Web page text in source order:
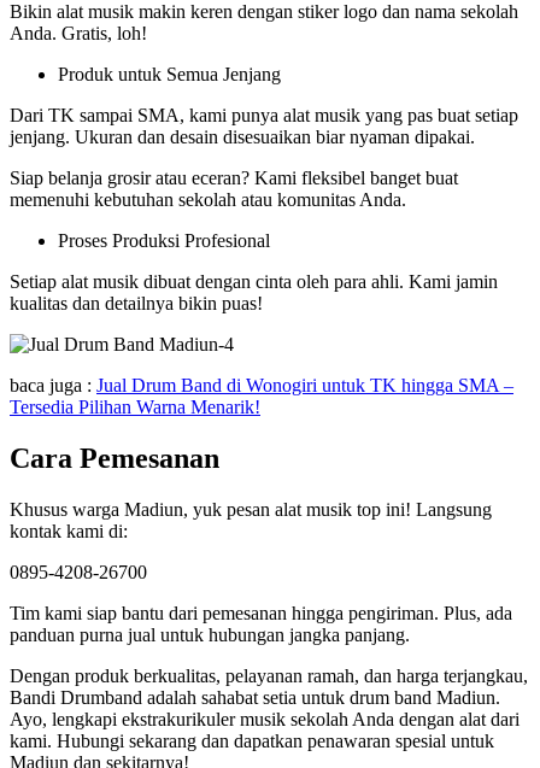
Bikin alat musik makin keren dengan stiker logo dan nama sekolah
Anda. Gratis, loh!
Produk untuk Semua Jenjang
Dari TK sampai SMA, kami punya alat musik yang pas buat setiap
jenjang. Ukuran dan desain disesuaikan biar nyaman dipakai.
Siap belanja grosir atau eceran? Kami fleksibel banget buat
memenuhi kebutuhan sekolah atau komunitas Anda.
Proses Produksi Profesional
Setiap alat musik dibuat dengan cinta oleh para ahli. Kami jamin
kualitas dan detailnya bikin puas!
baca juga : Jual Drum Band di Wonogiri untuk TK hingga SMA –
Tersedia Pilihan Warna Menarik!
Cara Pemesanan
Khusus warga Madiun, yuk pesan alat musik top ini! Langsung
kontak kami di:
0895-4208-26700
Tim kami siap bantu dari pemesanan hingga pengiriman. Plus, ada
panduan purna jual untuk hubungan jangka panjang.
Dengan produk berkualitas, pelayanan ramah, dan harga terjangkau,
Bandi Drumband adalah sahabat setia untuk drum band Madiun.
Ayo, lengkapi ekstrakurikuler musik sekolah Anda dengan alat dari
kami. Hubungi sekarang dan dapatkan penawaran spesial untuk
Madiun dan sekitarnya!